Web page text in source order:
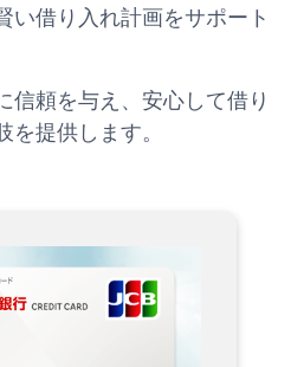
い借り入れ計画をサポート
信頼を与え、安心して借り
を提供します。